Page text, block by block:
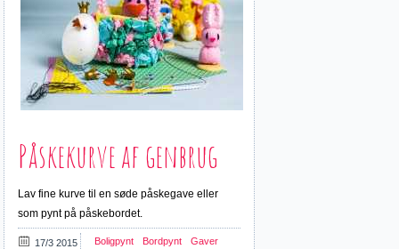
Påskekurve af genbrug
Lav fine kurve til en søde påskegave eller
som pynt på påskebordet.
17/3 2015
Boligpynt Bordpynt
Gaver